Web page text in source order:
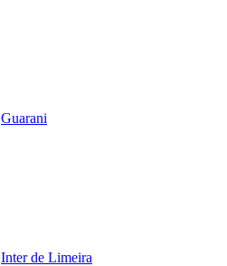
Guarani
Inter de Limeira